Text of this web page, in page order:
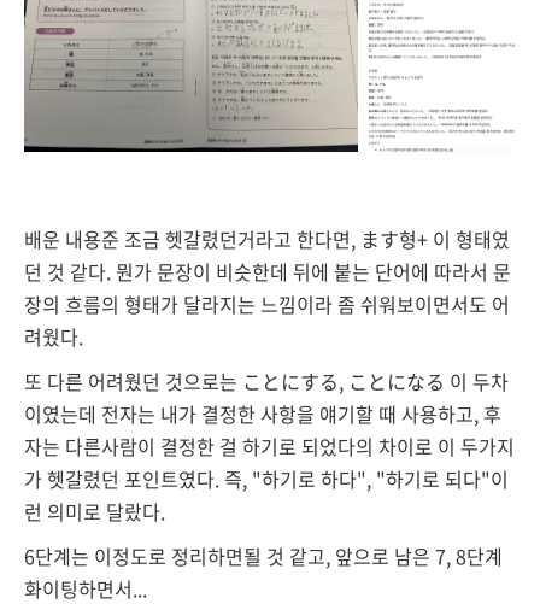
배운 내용준 조금 헷갈렸던거라고 한다면, ます형+ 이 형태였
던 것 같다. 뭔가 문장이 비슷한데 뒤에 붙는 단어에 따라서 문
장의 흐름의 형태가 달라지는 느낌이라 좀 쉬워보이면서도 어
려웠다.
또 다른 어려웠던 것으로는 ことにする, ことになる 이 두차
이였는데 전자는 내가 결정한 사항을 얘기할 때 사용하고, 후
자는 다른사람이 결정한 걸 하기로 되었다의 차이로 이 두가지
가 헷갈렸던 포인트였다. 즉, "하기로 하다", "하기로 되다"이
런 의미로 달랐다.
6단계는 이정도로 정리하면될 것 같고, 앞으로 남은 7, 8단계
화이팅하면서...